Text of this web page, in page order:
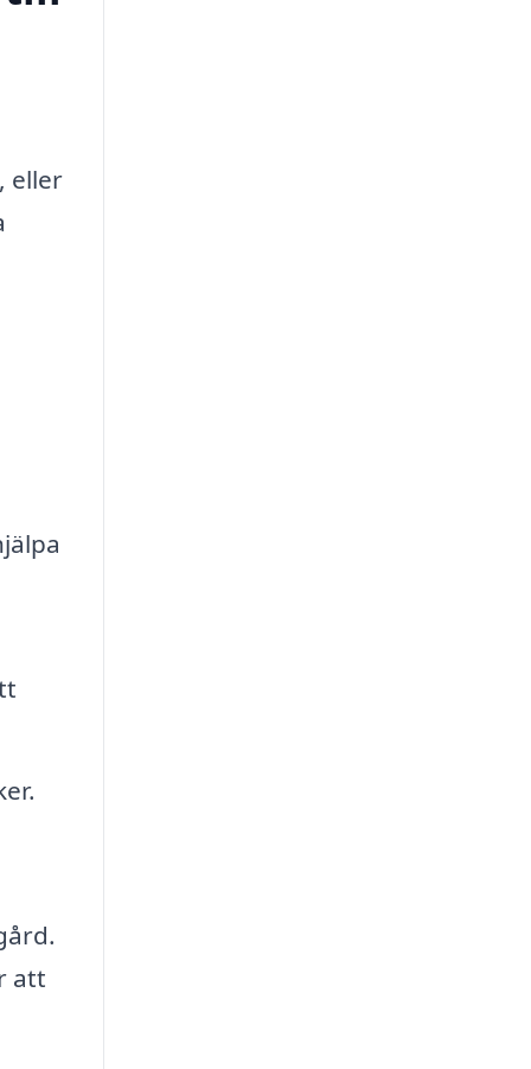
eller
att